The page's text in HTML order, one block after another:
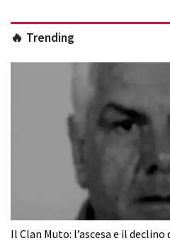
🔥 Trending
Il Clan Muto: l’ascesa e il